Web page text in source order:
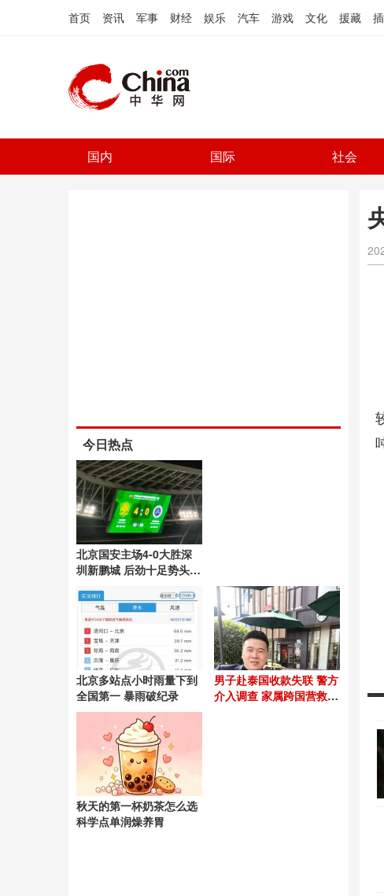
首页 资讯 军事 财经 娱乐 汽车 游戏 文化 援藏
国内 国际 社会
今日热点
北京国安主场4-0大胜深
圳新鹏城 后劲十足势头良
北京多站点小时雨量下到
全国第一 暴雨破纪录
男子赴泰国收款失联 警方
介入调查 家属跨国营救54
秋天的第一杯奶茶怎么选
科学点单润燥养胃